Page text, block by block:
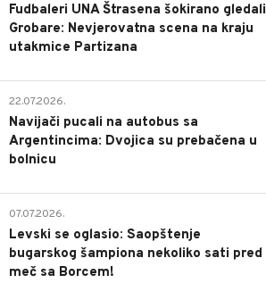
Fudbaleri UNA Štrasena šokirano gledali
Grobare: Nevjerovatna scena na kraju
utakmice Partizana
22.07.2026.
Navijači pucali na autobus sa
Argentincima: Dvojica su prebačena u
bolnicu
07.07.2026.
Levski se oglasio: Saopštenje
bugarskog šampiona nekoliko sati pred
meč sa Borcem!